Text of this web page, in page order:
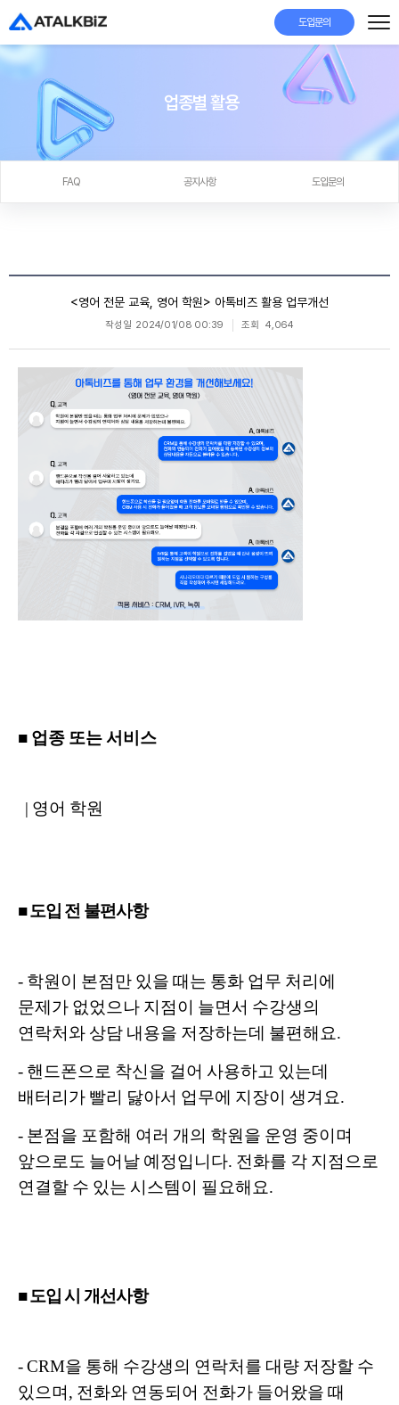
도입문의
업종별 활용
FAQ 공지사항 도입문의
<영어 전문 교육, 영어 학원> 아톡비즈 활용 업무개선
작성일 2024/01/08 00:39 조회 4,064
■ 업종 또는 서비스
| 영어 학원
■ 도입 전 불편사항
- 학원이 본점만 있을 때는 통화 업무 처리에
문제가 없었으나 지점이 늘면서 수강생의
연락처와 상담 내용을 저장하는데 불편해요.
- 핸드폰으로 착신을 걸어 사용하고 있는데
배터리가 빨리 닳아서 업무에 지장이 생겨요.
- 본점을 포함해 여러 개의 학원을 운영 중이며
앞으로도 늘어날 예정입니다. 전화를 각 지점으로
연결할 수 있는 시스템이 필요해요.
■ 도입 시 개선사항
- CRM을 통해 수강생의 연락처를 대량 저장할 수
있으며, 전화와 연동되어 전화가 들어왔을 때